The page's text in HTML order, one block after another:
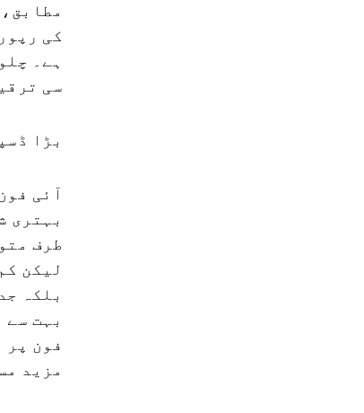
ہے۔
سی
بڑا
بہتری
لیکن
بلکہ
بہت
مزید